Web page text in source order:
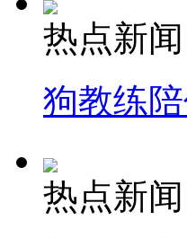
热点新闻
狗教练
热点新闻